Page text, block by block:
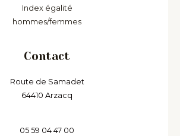
Index égalité
hommes/femmes
Contact
Route de Samadet
64410 Arzacq
05 59 04 47 00